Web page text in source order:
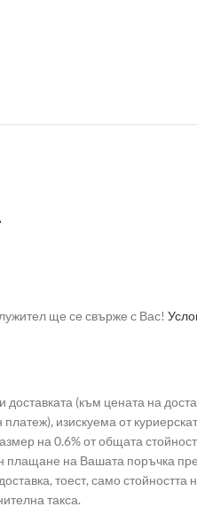
ще се свърже с Вас!
(към цената на
изискуема от
на 0.6% от общата
плащане на Вашата поръчка
тоест, само стойността
такса.